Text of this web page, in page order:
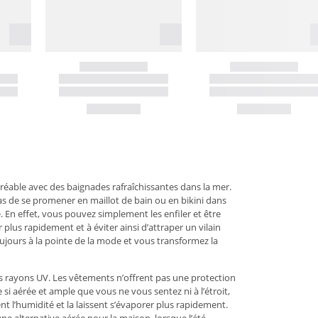
avec des baignades rafraîchissantes dans la mer.
de se promener en maillot de bain ou en bikini dans
effet, vous pouvez simplement les enfiler et être
rapidement et à éviter ainsi d’attraper un vilain
à la pointe de la mode et vous transformez la
rayons UV. Les vêtements n’offrent pas une protection
aérée et ample que vous ne vous sentez ni à l’étroit,
l’humidité et la laissent s’évaporer plus rapidement.